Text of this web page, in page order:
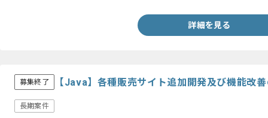
詳細を見る
募集終了 【Java】各種販売サイト追加開発及び機能改
長期案件